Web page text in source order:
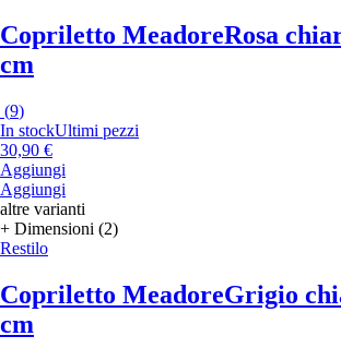
Copriletto MeadoreRosa
cm
(9)
In stockUltimi pezzi
30,90 €
Aggiungi
Aggiungi
altre varianti
+ Dimensioni (2)
Restilo
Copriletto MeadoreGrigio
cm